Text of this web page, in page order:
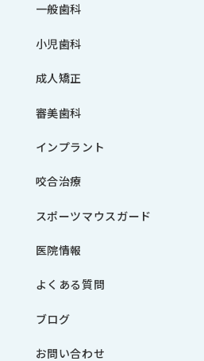
一般歯科
小児歯科
成人矯正
審美歯科
インプラント
咬合治療
スポーツマウスガード
医院情報
よくある質問
ブログ
お問い合わせ